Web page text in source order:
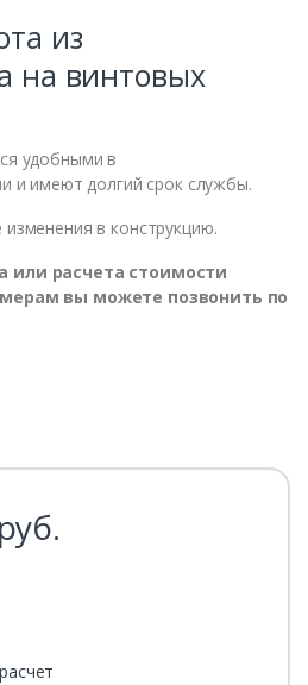
из
на винтовых
удобными в
и имеют долгий срок службы.
в конструкцию.
расчета стоимости
вы можете позвонить по
руб.